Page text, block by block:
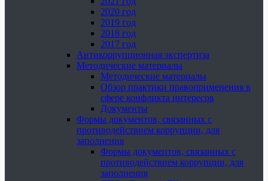
2020 год
2019 год
2018 год
2017 год
Антикоррупционная экспертиза
Методические материалы
Методические материалы
Обзор практики правоприменения в
сфере конфликта интересов
Документы
Формы документов, связанных с
противодействием коррупции, для
заполнения
Формы документов, связанных с
противодействием коррупции, для
заполнения